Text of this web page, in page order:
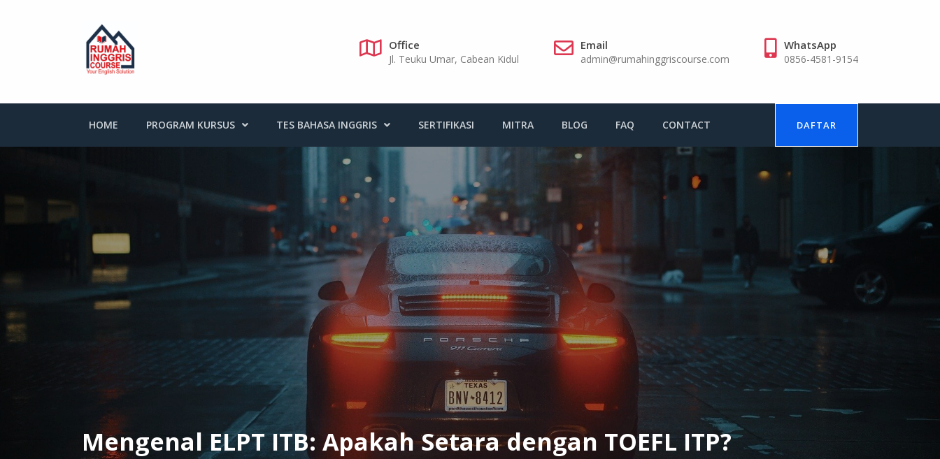
Office
Jl. Teuku Umar, Cabean Kidul
Email
admin@rumahinggriscourse.com
WhatsApp
0856-4581-9154
HOME PROGRAM KURSUS TES BAHASA INGGRIS SERTIFIKASI MITRA BLOG FAQ CONTACT DAFTAR
Mengenal ELPT ITB: Apakah Setara dengan TOEFL ITP?